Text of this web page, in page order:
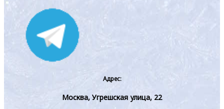
Адрес:
Москва, Угрешская улица, 22